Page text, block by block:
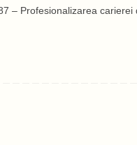
– Profesionalizarea